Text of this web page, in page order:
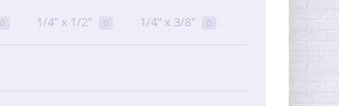
0 1/4" х 1/2" 0 1/4" х 3/8" 0